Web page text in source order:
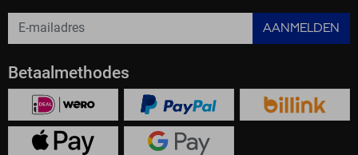
AANMELDEN
Betaalmethodes